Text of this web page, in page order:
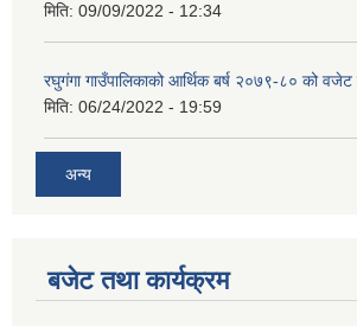
मिति: 09/09/2022 - 12:34
रघुगंगा गाउँपालिकाको आर्थिक बर्ष २०७९-८० को
मिति: 06/24/2022 - 19:59
अन्य
बजेट तथा कार्यक्रम